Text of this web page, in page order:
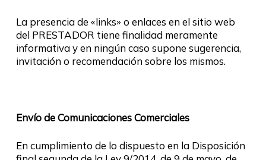
La presencia de «links» o enlaces en el sitio web
del PRESTADOR tiene finalidad meramente
informativa y en ningún caso supone sugerencia,
invitación o recomendación sobre los mismos.
Envío de Comunicaciones Comerciales
En cumplimiento de lo dispuesto en la Disposición